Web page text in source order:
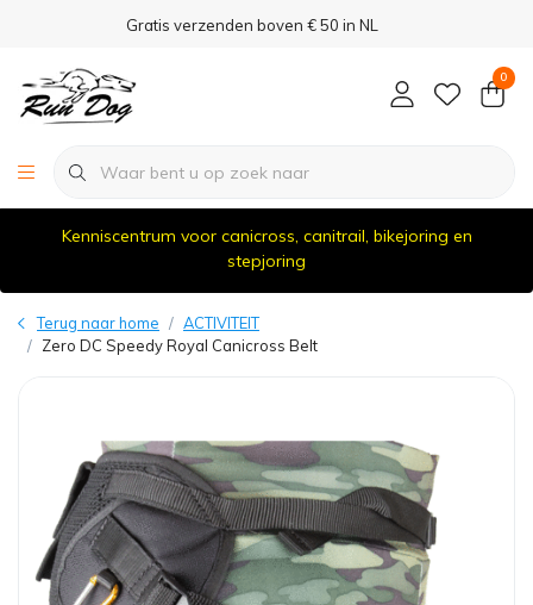
Gratis verzenden boven € 50 in NL
0
Kenniscentrum voor canicross, canitrail, bikejoring en
stepjoring
Terug naar home
ACTIVITEIT
Zero DC Speedy Royal Canicross Belt